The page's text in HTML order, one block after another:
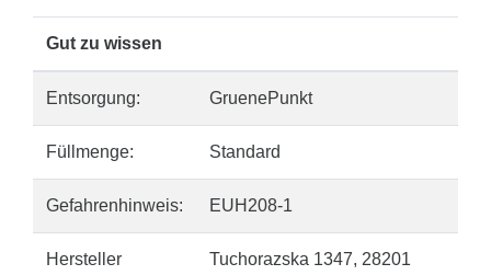
Gut zu wissen
Entsorgung: GruenePunkt
Füllmenge: Standard
Gefahrenhinweis: EUH208-1
Hersteller
Tuchorazska 1347, 28201